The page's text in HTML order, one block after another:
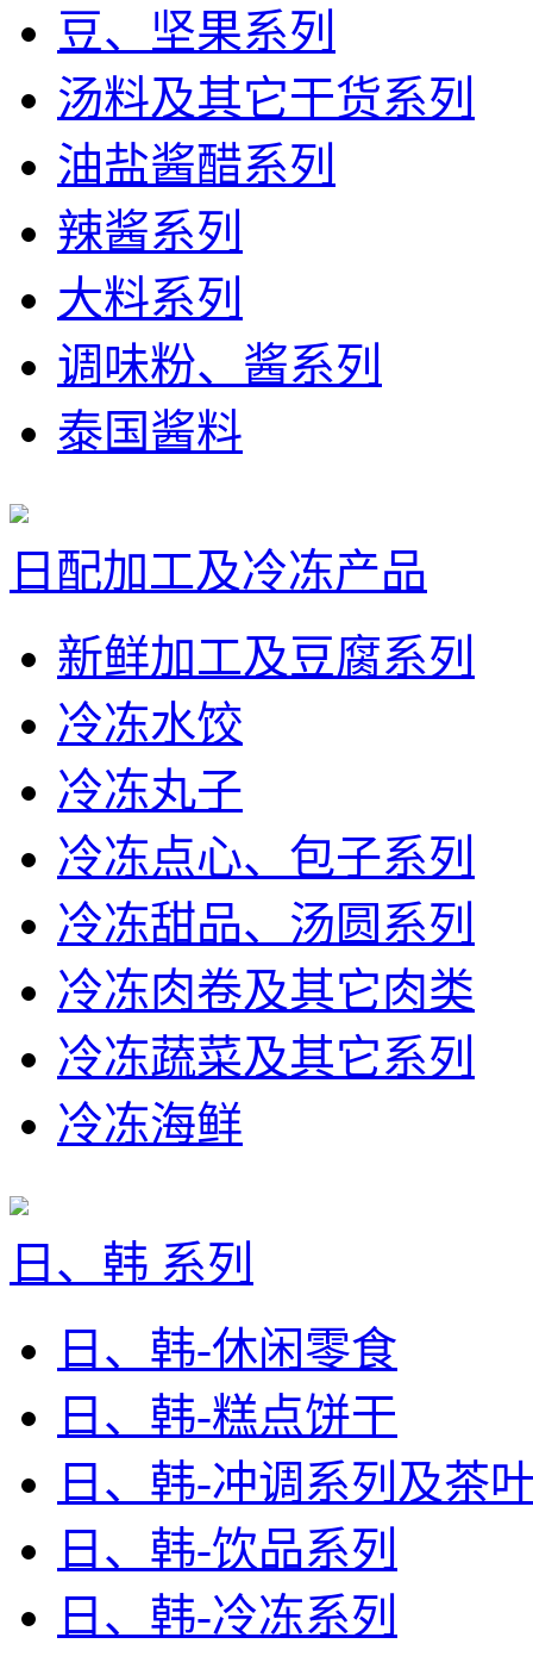
豆、坚果系列
汤料及其它干货系列
油盐酱醋系列
辣酱系列
大料系列
调味粉、酱系列
泰国酱料
日配加工及冷冻产品
新鲜加工及豆腐系列
冷冻水饺
冷冻丸子
冷冻点心、包子系列
冷冻甜品、汤圆系列
冷冻肉卷及其它肉类
冷冻蔬菜及其它系列
冷冻海鲜
日、韩 系列
日、韩-休闲零食
日、韩-糕点饼干
日、韩-冲调系列及茶
日、韩-饮品系列
日、韩-冷冻系列